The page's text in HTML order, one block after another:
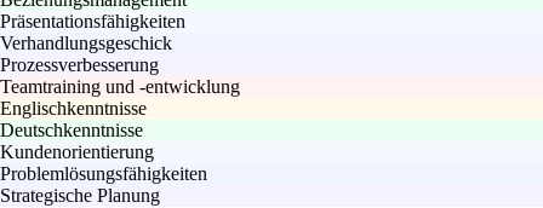
Präsentationsfähigkeiten
Verhandlungsgeschick
Prozessverbesserung
Teamtraining und -entwicklung
Englischkenntnisse
Deutschkenntnisse
Kundenorientierung
Problemlösungsfähigkeiten
Strategische Planung